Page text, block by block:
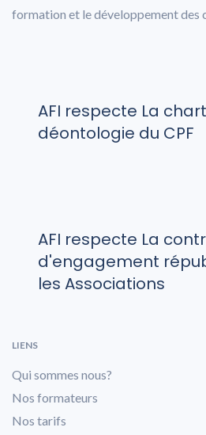
formation et le développement des
AFI respecte La
déontologie du CPF
AFI respecte La
d'engagement
les Associations
LIENS
Qui sommes nous?
Nos formateurs
Nos tarifs